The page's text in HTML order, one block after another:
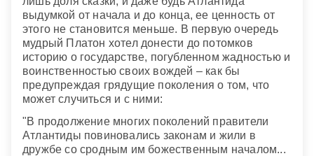
выдумкой от начала и до конца, ее ценность от
этого не становится меньше. В первую очередь
мудрый Платон хотел донести до потомков
историю о государстве, погубленном жадностью и
воинственностью своих вождей – как бы
предупреждая грядущие поколения о том, что
может случиться и с ними:
"В продолжение многих поколений правители
Атлантиды повиновались законам и жили в
дружбе со сродным им божественным началом...